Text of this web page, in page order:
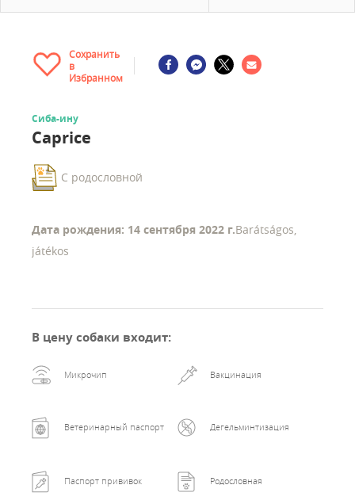
Сохранить
в
Избранном
Сиба-ину
Caprice
С родословной
Дата рождения: 14 сентября 2022 г.Barátságos,
játékos
В цену собаки входит:
Микрочип Вакцинация
Ветеринарный паспорт Дегельминтизация
Паспорт прививок Родословная